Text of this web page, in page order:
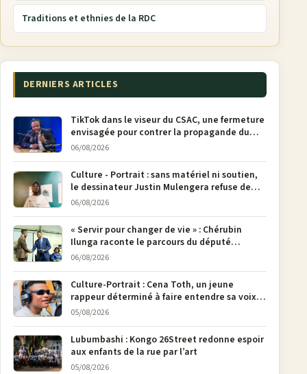
Traditions et ethnies de la RDC
DERNIERS ARTICLES
TikTok dans le viseur du CSAC, une fermeture
envisagée pour contrer la propagande du
M23
06/08/2026
Culture - Portrait : sans matériel ni soutien,
le dessinateur Justin Mulengera refuse de
poser son crayon
06/08/2026
« Servir pour changer de vie » : Chérubin
Ilunga raconte le parcours du député
national Jethro Muyombi Tshimbu en 137
06/08/2026
Culture-Portrait : Cena Toth, un jeune
rappeur déterminé à faire entendre sa voix à
Bunia
05/08/2026
Lubumbashi : Kongo 26Street redonne espoir
aux enfants de la rue par l’art
05/08/2026